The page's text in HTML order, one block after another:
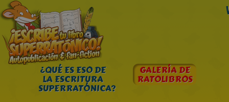
¿QUÉ ES ESO DE
LA ESCRITURA
SUPERRATÓNICA?
GALERÍA DE
RATOLIBROS